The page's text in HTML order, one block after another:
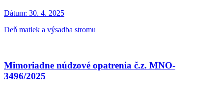
Dátum: 30. 4. 2025
Deň matiek a výsadba stromu
Mimoriadne núdzové opatrenia č.z. MNO-
3496/2025